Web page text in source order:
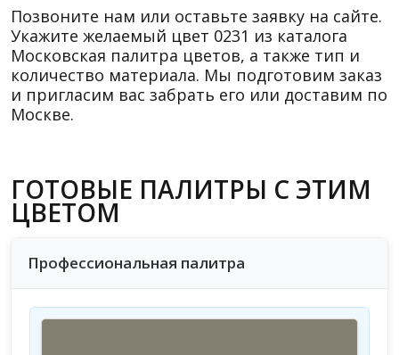
Позвоните нам или оставьте заявку на сайте.
Укажите желаемый цвет 0231 из каталога
Московская палитра цветов, а также тип и
количество материала. Мы подготовим заказ
и пригласим вас забрать его или доставим по
Москве.
ГОТОВЫЕ ПАЛИТРЫ С ЭТИМ
ЦВЕТОМ
Профессиональная палитра